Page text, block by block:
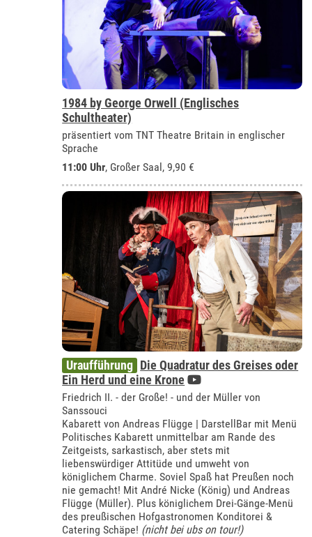
1984 by George Orwell (Englisches
Schultheater)
präsentiert vom TNT Theatre Britain in englischer
Sprache
11:00 Uhr, Großer Saal, 9,90 €
Uraufführung Die Quadratur des Greises oder
Ein Herd und eine Krone
Friedrich II. - der Große! - und der Müller von
Sanssouci
Kabarett von Andreas Flügge | DarstellBar mit Menü
Politisches Kabarett unmittelbar am Rande des
Zeitgeists, sarkastisch, aber stets mit
liebenswürdiger Attitüde und umweht von
königlichem Charme. Soviel Spaß hat Preußen noch
nie gemacht! Mit André Nicke (König) und Andreas
Flügge (Müller). Plus königlichem Drei-Gänge-Menü
des preußischen Hofgastronomen Konditorei &
Catering Schäpe! (nicht bei ubs on tour!)